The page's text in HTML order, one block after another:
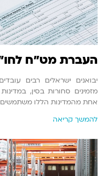
העברת מט"ח
יבואנים ישראלים רבים
מזמינים סחורות בסין,
אחת מהמדינות הללו
להמשך קריאה